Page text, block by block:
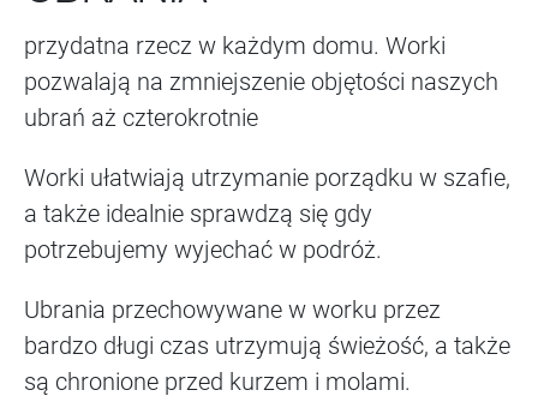
przydatna rzecz w każdym domu. Worki
pozwalają na zmniejszenie objętości naszych
ubrań aż czterokrotnie
Worki ułatwiają utrzymanie porządku w szafie,
a także idealnie sprawdzą się gdy
potrzebujemy wyjechać w podróż.
Ubrania przechowywane w worku przez
bardzo długi czas utrzymują świeżość, a także
są chronione przed kurzem i molami.